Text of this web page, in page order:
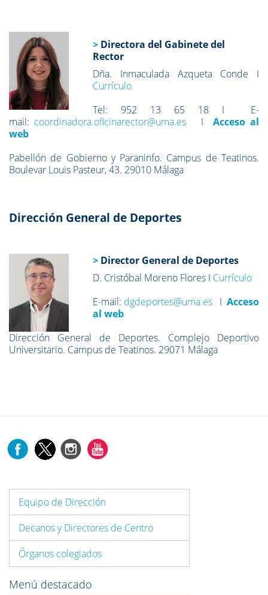
> Directora del Gabinete del
Rector
Dña. Inmaculada Azqueta Conde I
Currículo
Tel: 952 13 65 18 I E-
mail: coordinadora.oficinarector@uma.es I Acceso al
web
Pabellón de Gobierno y Paraninfo. Campus de Teatinos.
Boulevar Louis Pasteur, 43. 29010 Málaga
Dirección General de Deportes
> Director General de Deportes
D. Cristóbal Moreno Flores I Currículo
E-mail: dgdeportes@uma.es I Acceso
al web
Dirección General de Deportes. Complejo Deportivo
Universitario. Campus de Teatinos. 29071 Málaga
Equipo de Dirección
Decanos y Directores de Centro
Órganos colegiados
Menú destacado